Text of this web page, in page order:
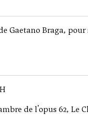
Gaetano Braga,
de l'opus 62, Le